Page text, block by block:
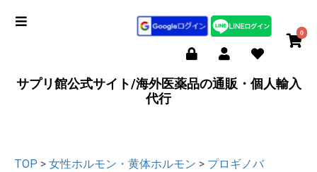
0
サプリ館公式サイト/海外医薬品の通販・個人輸入
代行
TOP > 女性ホルモン・黄体ホルモン > プロギノバ